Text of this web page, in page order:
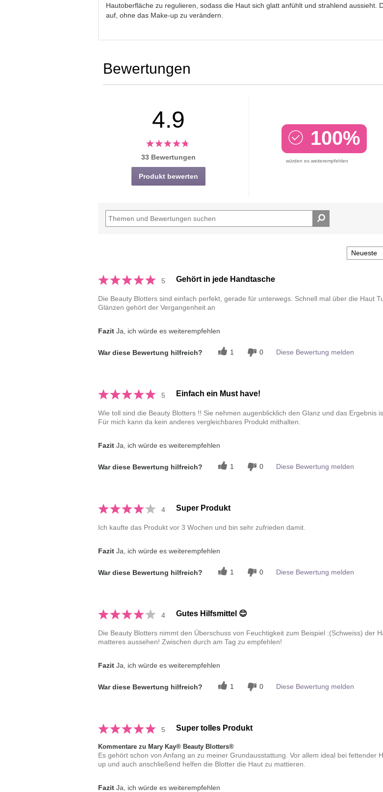
Hautoberfläche zu regulieren, sodass die Haut sich glatt anfühlt und strahlend aussieht.
auf, ohne das Make-up zu verändern.
Bewertungen
4.9
33 Bewertungen
Produkt bewerten
100%
würden es weiterempfehlen
5 Gehört in jede Handtasche
Die Beauty Blotters sind einfach perfekt, gerade für unterwegs. Schnell mal über die Haut
Glänzen gehört der Vergangenheit an
FazitJa, ich würde es weiterempfehlen
War diese Bewertung hilfreich? 1 0 Diese Bewertung melden
5 Einfach ein Must have!
Wie toll sind die Beauty Blotters !! Sie nehmen augenblicklich den Glanz und das Ergebnis
Für mich kann da kein anderes vergleichbares Produkt mithalten.
FazitJa, ich würde es weiterempfehlen
War diese Bewertung hilfreich? 1 0 Diese Bewertung melden
4 Super Produkt
Ich kaufte das Produkt vor 3 Wochen und bin sehr zufrieden damit.
FazitJa, ich würde es weiterempfehlen
War diese Bewertung hilfreich? 1 0 Diese Bewertung melden
4 Gutes Hilfsmittel 😊
Die Beauty Blotters nimmt den Überschuss von Feuchtigkeit zum Beispiel :(Schweiss) der
matteres aussehen! Zwischen durch am Tag zu empfehlen!
FazitJa, ich würde es weiterempfehlen
War diese Bewertung hilfreich? 1 0 Diese Bewertung melden
5 Super tolles Produkt
Kommentare zu Mary Kay® Beauty Blotters®
Es gehört schon von Anfang an zu meiner Grundausstattung. Vor allem ideal bei fettender
up und auch anschließend helfen die Blotter die Haut zu mattieren.
FazitJa, ich würde es weiterempfehlen